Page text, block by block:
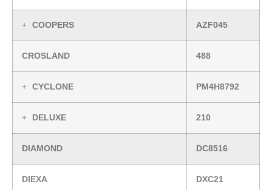
COOPERS AZF045
CROSLAND 488
CYCLONE PM4H8792
DELUXE 210
DIAMOND DC8516
DIEXA DXC21